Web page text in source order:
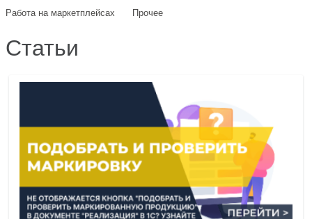
Работа на маркетплейсах
Прочее
Статьи